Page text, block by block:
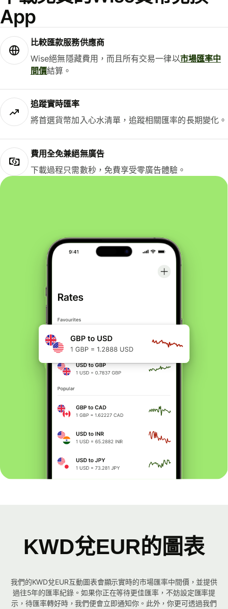
App
比較匯款服務供應商
Wise絕無隱藏費用，而且所有交易一律以市場匯率中
間價結算。
追蹤實時匯率
將首選貨幣加入心水清單，追蹤相關匯率的長期變化。
費用全免兼絕無廣告
下載過程只需數秒，免費享受零廣告體驗。
KWD兌EUR的圖表
我們的KWD兌EUR互動圖表會顯示實時的市場匯率中間價，並提供
過往5年的匯率紀錄。如果你正在等待更佳匯率，不妨設定匯率提
示，待匯率轉好時，我們便會立即通知你。此外，你更可透過我們